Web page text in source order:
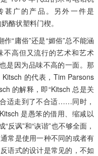
甚广的产品。另外一件是
酪状塑料门楔。
“庸俗”还是“媚俗”总不能涵
高但又流行的艺术和艺术
是因为品味不高的一面。那
的代表，Tim Parsons
的解释，即“Kitsch 总是关
适走到了不合适……同时，
是愚笨的借用、缩减以
反讽”和“诙谐”也不够全面，
常是使用一种不同的或者有
语式的设计是常见的，不如